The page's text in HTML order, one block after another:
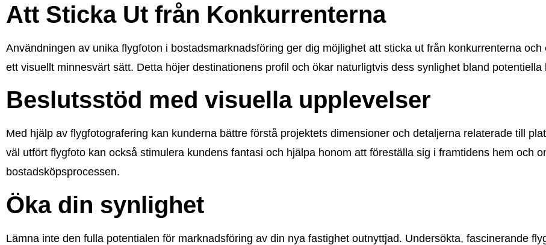
Att Sticka Ut från Konkurrenterna
Användningen av unika flygfoton i bostadsmarknadsföring ger dig möjlighet att sticka ut från konkurrenterna
ett visuellt minnesvärt sätt. Detta höjer destinationens profil och ökar naturligtvis dess synlighet bland potentiella
Beslutsstöd med visuella upplevelser
Med hjälp av flygfotografering kan kunderna bättre förstå projektets dimensioner och detaljerna relaterade till
väl utfört flygfoto kan också stimulera kundens fantasi och hjälpa honom att föreställa sig i framtidens hem och
bostadsköpsprocessen.
Öka din synlighet
Lämna inte den fulla potentialen för marknadsföring av din nya fastighet outnyttjad. Undersökta, fascinerande